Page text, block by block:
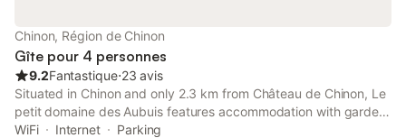
découvrir la région. Les restaurants tout proches, le château, la
plage sont accessibles à pied.
Chinon, Région de Chinon
Gîte pour 4 personnes
9.2Fantastique⋅23 avis
Situated in Chinon and only 2.3 km from Château de Chinon, Le
petit domaine des Aubuis features accommodation with garden
views, free WiFi and free private parking.
WiFi Internet
Parking